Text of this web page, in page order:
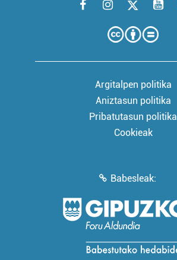
Argitalpen politika
Aniztasun politika
Pribatutasun politika
Cookieak
Babesleak: